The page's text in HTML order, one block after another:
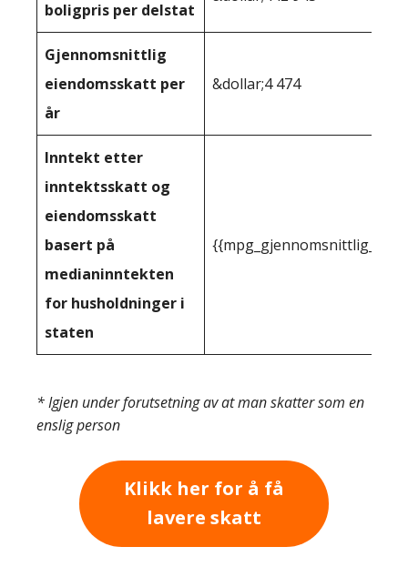
boligpris per delstat
Gjennomsnittlig
eiendomsskatt per
år
&dollar;4 474
Inntekt etter
inntektsskatt og
eiendomsskatt
basert på
medianinntekten
for husholdninger i
staten
* Igjen under forutsetning av at man skatter som en
enslig person
Klikk her for å få
lavere skatt